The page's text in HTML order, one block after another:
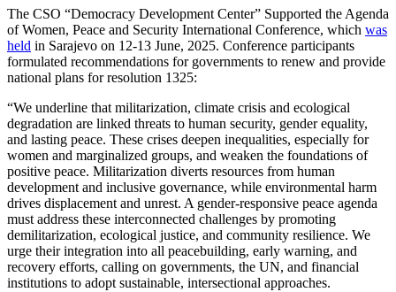
The CSO “Democracy Development Center” Supported the Agenda
of Women, Peace and Security International Conference, which was
held in Sarajevo on 12-13 June, 2025. Conference participants
formulated recommendations for governments to renew and provide
national plans for resolution 1325:
“We underline that militarization, climate crisis and ecological
degradation are linked threats to human security, gender equality,
and lasting peace. These crises deepen inequalities, especially for
women and marginalized groups, and weaken the foundations of
positive peace. Militarization diverts resources from human
development and inclusive governance, while environmental harm
drives displacement and unrest. A gender-responsive peace agenda
must address these interconnected challenges by promoting
demilitarization, ecological justice, and community resilience. We
urge their integration into all peacebuilding, early warning, and
recovery efforts, calling on governments, the UN, and financial
institutions to adopt sustainable, intersectional approaches.